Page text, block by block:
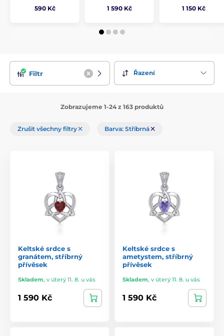
590 Kč
1 590 Kč
1 150 Kč
Filtr Řazení
Zobrazujeme 1-24 z 163 produktů
Zrušit všechny filtry Barva: Stříbrná
Keltské srdce s
granátem, stříbrný
přívěsek
Skladem, v úterý 11. 8. u vás
1 590 Kč
Keltské srdce s
ametystem, stříbrný
přívěsek
Skladem, v úterý 11. 8. u vás
1 590 Kč